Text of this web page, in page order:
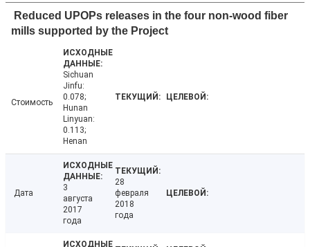
Reduced UPOPs releases in the four non-wood fiber
mills supported by the Project
Стоимость
Sichuan
Jinfu:
0.078;
Hunan
Linyuan:
0.113;
Henan
Дата
3
августа
2017
года
28
февраля
2018
года